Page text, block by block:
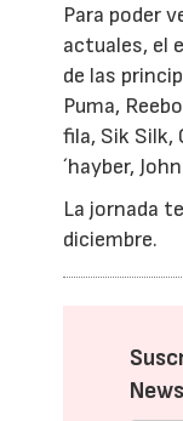
Para poder
actuales, el
de las
Puma,
fila, Sik Silk,
´hayber,
La jornada
diciembre.